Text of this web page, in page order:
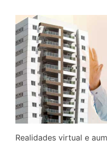
Realidades virtual e